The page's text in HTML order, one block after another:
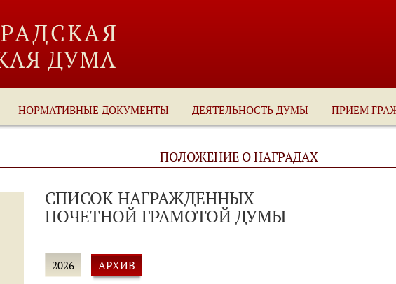
НОРМАТИВНЫЕ ДОКУМЕНТЫ ДЕЯТЕЛЬНОСТЬ ДУМЫ ПРИЕМ
ПОЛОЖЕНИЕ О НАГРАДАХ
СПИСОК НАГРАЖДЕННЫХ
ПОЧЕТНОЙ ГРАМОТОЙ ДУМЫ
2026 АРХИВ